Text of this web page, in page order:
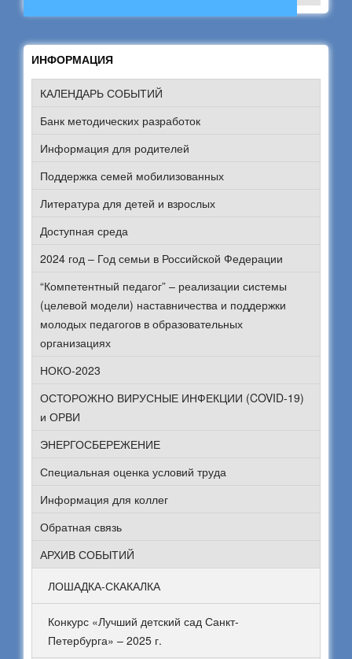
ИНФОРМАЦИЯ
КАЛЕНДАРЬ СОБЫТИЙ
Банк методических разработок
Информация для родителей
Поддержка семей мобилизованных
Литература для детей и взрослых
Доступная среда
2024 год – Год семьи в Российской Федерации
“Компетентный педагог” – реализации системы
(целевой модели) наставничества и поддержки
молодых педагогов в образовательных
организациях
НОКО-2023
ОСТОРОЖНО ВИРУСНЫЕ ИНФЕКЦИИ (COVID-19)
и ОРВИ
ЭНЕРГОСБЕРЕЖЕНИЕ
Специальная оценка условий труда
Информация для коллег
Обратная связь
АРХИВ СОБЫТИЙ
ЛОШАДКА-СКАКАЛКА
Конкурс «Лучший детский сад Санкт-
Петербурга» – 2025 г.